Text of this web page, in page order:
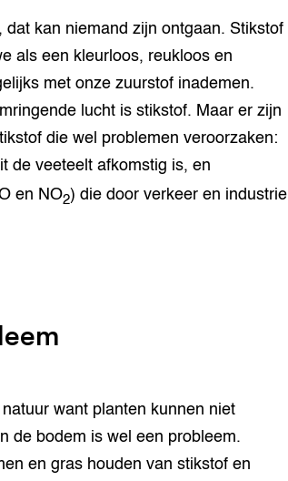
kan niemand zijn ontgaan. Stikstof
als een kleurloos, reukloos en
met onze zuurstof inademen.
lucht is stikstof. Maar er zijn
die wel problemen veroorzaken:
de veeteelt afkomstig is, en
en NO2) die door verkeer en industrie
want planten kunnen niet
de bodem is wel een probleem.
en gras houden van stikstof en